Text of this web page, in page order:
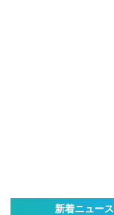
新着ニュース